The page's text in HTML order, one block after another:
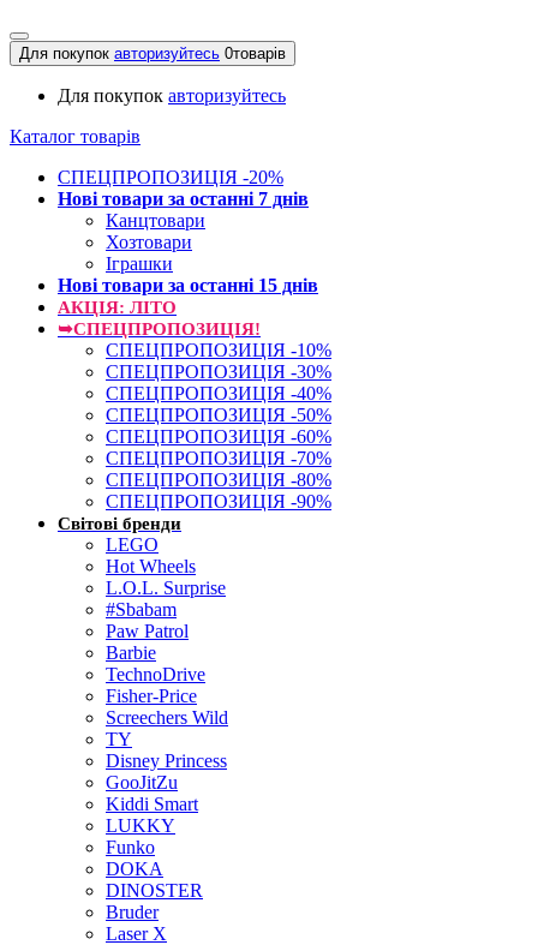
Для покупок авторизуйтесь 0товарів
Для покупок авторизуйтесь
Каталог товарів
СПЕЦПРОПОЗИЦІЯ -20%
Нові товари за останнi 7 днiв
Канцтовари
Хозтовари
Іграшки
Нові товари за останнi 15 днiв
АКЦІЯ: ЛІТО
➥СПЕЦПРОПОЗИЦІЯ!
СПЕЦПРОПОЗИЦІЯ -10%
СПЕЦПРОПОЗИЦІЯ -30%
СПЕЦПРОПОЗИЦІЯ -40%
СПЕЦПРОПОЗИЦІЯ -50%
СПЕЦПРОПОЗИЦІЯ -60%
СПЕЦПРОПОЗИЦІЯ -70%
СПЕЦПРОПОЗИЦІЯ -80%
СПЕЦПРОПОЗИЦІЯ -90%
Світові бренди
LEGO
Hot Wheels
L.O.L. Surprise
#Sbabam
Paw Patrol
Barbie
TechnoDrive
Fisher-Price
Screechers Wild
TY
Disney Princess
GooJitZu
Kiddi Smart
LUKKY
Funko
DOKA
DINOSTER
Bruder
Laser X